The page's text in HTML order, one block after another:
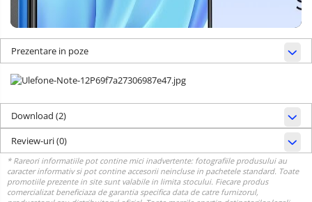
Prezentare in poze
Download (2)
Review-uri(0)